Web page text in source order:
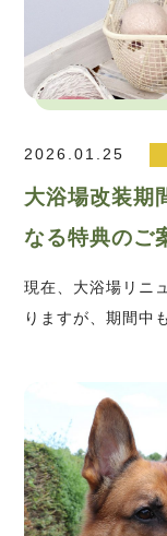
2026.01.25
大浴場改装期
なる特典のご
現在、大浴場リニ
りますが、期間中